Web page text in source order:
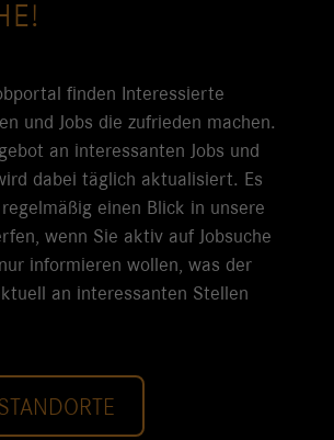
finden Interessierte
und Jobs die zufrieden machen.
an interessanten Jobs und
dabei täglich aktualisiert. Es
einen Blick in unsere
wenn Sie aktiv auf Jobsuche
informieren wollen, was der
an interessanten Stellen